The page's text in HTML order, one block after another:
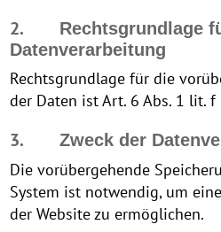
2.
Rechtsgrundlage
Datenverarbeitung
Rechtsgrundlage für die
der Daten ist Art. 6 Abs. 1 lit. f
3. Zweck der
Die vorübergehende
System ist notwendig, um
der Website zu ermöglichen.